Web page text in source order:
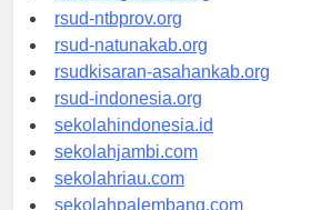
rsud-langsakota.org
rsud-ntbprov.org
rsud-natunakab.org
rsudkisaran-asahankab.org
rsud-indonesia.org
sekolahindonesia.id
sekolahjambi.com
sekolahriau.com